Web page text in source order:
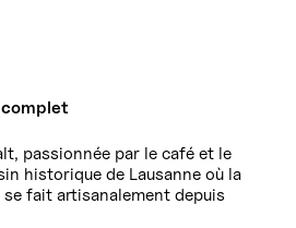
passionnée par le café et le
historique de Lausanne où la
fait artisanalement depuis